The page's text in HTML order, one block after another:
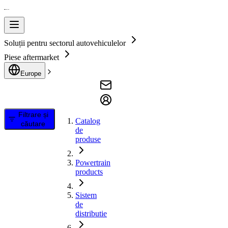
Soluții pentru sectorul autovehiculelor
Piese aftermarket
Europe
Filtrare și
căutare
Catalog
de
produse
Powertrain
products
Sistem
de
distributie